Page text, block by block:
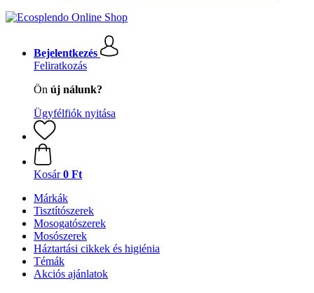
Bejelentkezés
Feliratkozás
Ön új nálunk?
Ügyfélfiók nyitása
Kosár 0 Ft
Márkák
Tisztítószerek
Mosogatószerek
Mosószerek
Háztartási cikkek és higiénia
Témák
Akciós ajánlatok